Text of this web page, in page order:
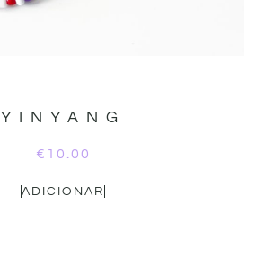
YINYANG
€ 10.00
ADICIONAR